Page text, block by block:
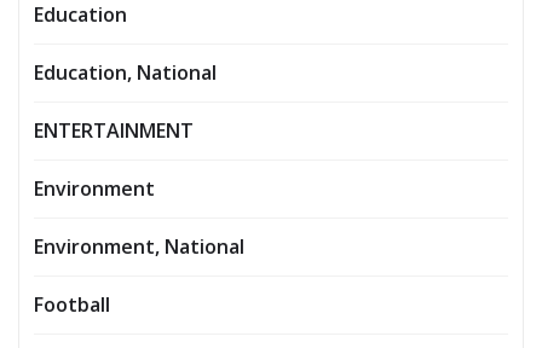
Education
Education, National
ENTERTAINMENT
Environment
Environment, National
Football